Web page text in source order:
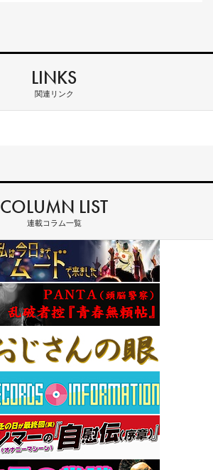
LINKS
関連リンク
COLUMN LIST
連載コラム一覧